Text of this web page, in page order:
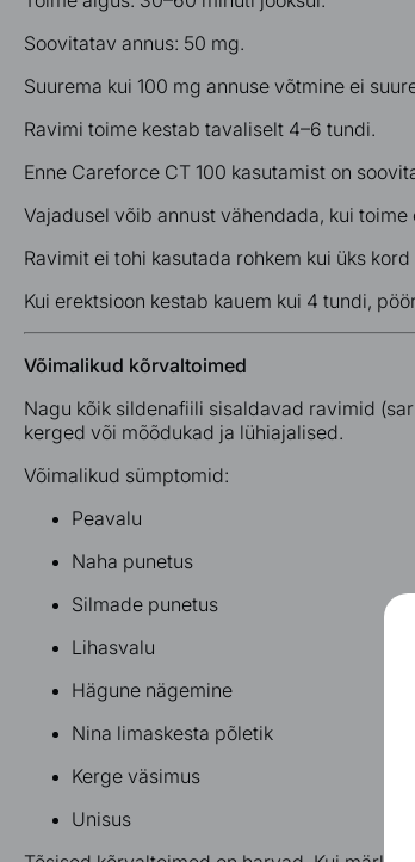
Soovitatav annus: 50 mg.
Suurema kui 100 mg annuse võtmine ei
Ravimi toime kestab tavaliselt 4–6 tundi.
Enne Careforce CT 100 kasutamist on
Vajadusel võib annust vähendada, kui toime
Ravimit ei tohi kasutada rohkem kui üks
Kui erektsioon kestab kauem kui 4 tundi,
Võimalikud kõrvaltoimed
Nagu kõik sildenafiili sisaldavad ravimid
kerged või mõõdukad ja lühiajalised.
Võimalikud sümptomid:
Peavalu
Naha punetus
Silmade punetus
Lihasvalu
Hägune nägemine
Nina limaskesta põletik
Kerge väsimus
Unisus